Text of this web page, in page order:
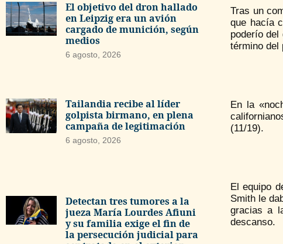
El objetivo del dron hallado
en Leipzig era un avión
cargado de munición, según
medios
6 agosto, 2026
Tailandia recibe al líder
golpista birmano, en plena
campaña de legitimación
6 agosto, 2026
Detectan tres tumores a la
jueza María Lourdes Afiuni
y su familia exige el fin de
la persecución judicial para
Tras un
que hacía
poderío
término del
En la
(11/19).
El equipo
Smith le
gracias a
descanso.